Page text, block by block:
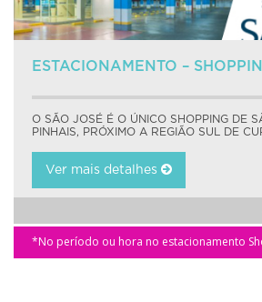
ESTACIONAMENTO –
O SÃO JOSÉ É O ÚNICO SHOPPING DE
PINHAIS, PRÓXIMO A REGIÃO SUL DE
Ver mais detalhes
*No período ou hora no estacionamento